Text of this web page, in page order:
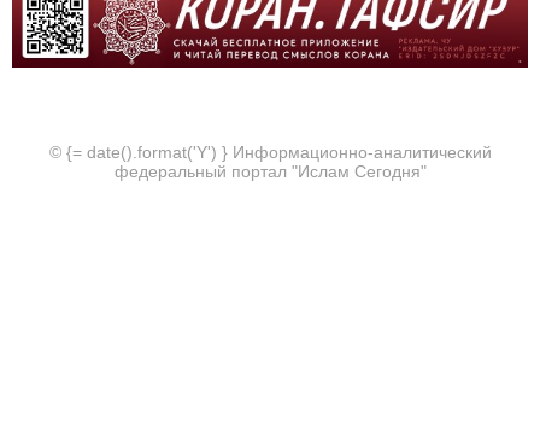
© {= date().format('Y') } Информационно-аналитический
федеральный портал "Ислам Сегодня"